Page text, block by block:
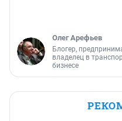
Олег Арефьев
Блогер,
владелец в
бизнесе